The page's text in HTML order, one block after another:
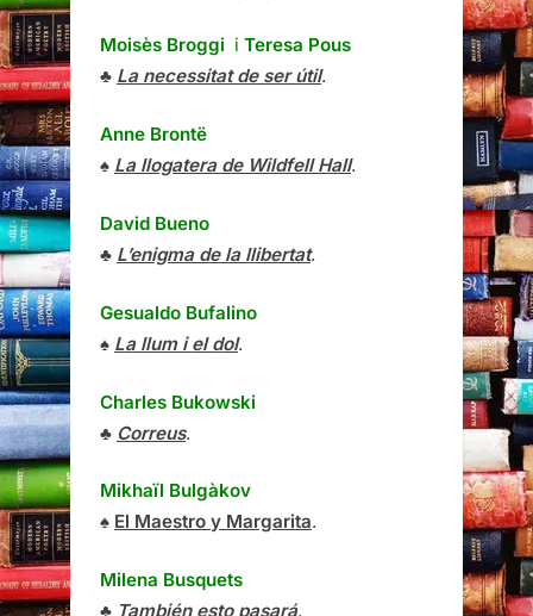
Moisès Broggi i Teresa Pous
♣ La necessitat de ser útil.
Anne Brontë
♠ La llogatera de Wildfell Hall.
David Bueno
♣ L’enigma de la llibertat.
Gesualdo Bufalino
♠ La llum i el dol.
Charles Bukowski
♣ Correus.
Mikhaïl Bulgàkov
♠ El Maestro y Margarita.
Milena Busquets
♣ También esto pasará.